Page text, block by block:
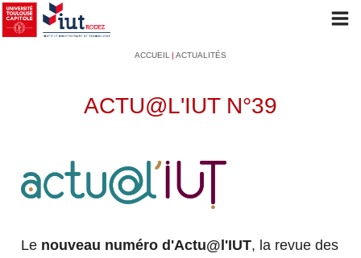
Aller
au
Navigation
principale
d'Ariane
ACCUEIL ACTUALITÉS
ACTU@L'IUT N°39
Le nouveau numéro d'Actu@l'IUT, la revue des